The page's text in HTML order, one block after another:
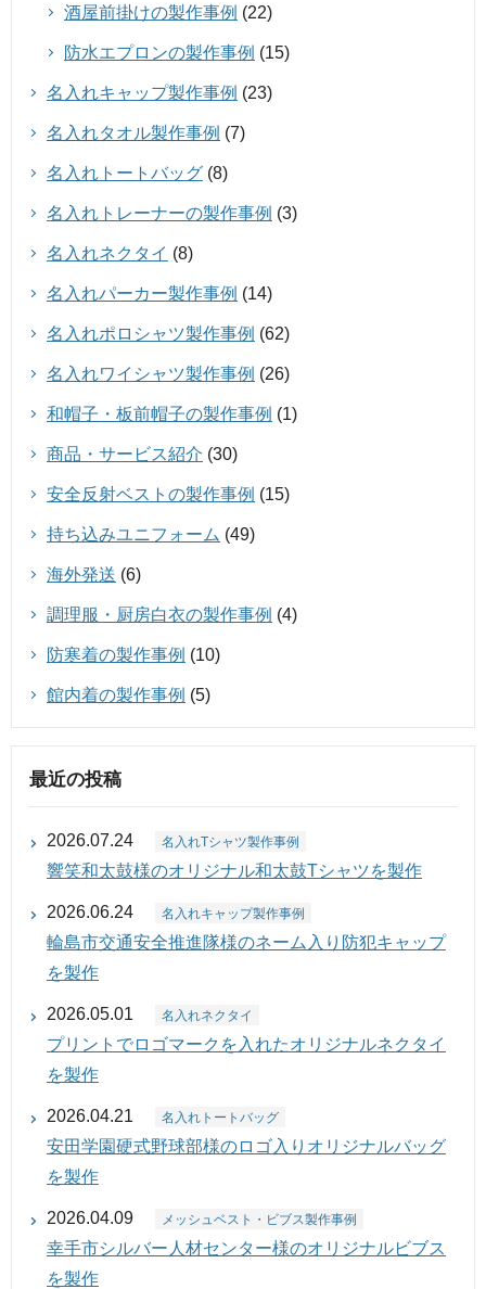
酒屋前掛けの製作事例 (22)
防水エプロンの製作事例 (15)
名入れキャップ製作事例 (23)
名入れタオル製作事例 (7)
名入れトートバッグ (8)
名入れトレーナーの製作事例 (3)
名入れネクタイ (8)
名入れパーカー製作事例 (14)
名入れポロシャツ製作事例 (62)
名入れワイシャツ製作事例 (26)
和帽子・板前帽子の製作事例 (1)
商品・サービス紹介 (30)
安全反射ベストの製作事例 (15)
持ち込みユニフォーム (49)
海外発送 (6)
調理服・厨房白衣の製作事例 (4)
防寒着の製作事例 (10)
館内着の製作事例 (5)
最近の投稿
2026.07.24 名入れTシャツ製作事例
響笑和太鼓様のオリジナル和太鼓Tシャツを製作
2026.06.24 名入れキャップ製作事例
輪島市交通安全推進隊様のネーム入り防犯キャップ
を製作
2026.05.01 名入れネクタイ
プリントでロゴマークを入れたオリジナルネクタイ
を製作
2026.04.21 名入れトートバッグ
安田学園硬式野球部様のロゴ入りオリジナルバッグ
を製作
2026.04.09 メッシュベスト・ビブス製作事例
幸手市シルバー人材センター様のオリジナルビブス
を製作